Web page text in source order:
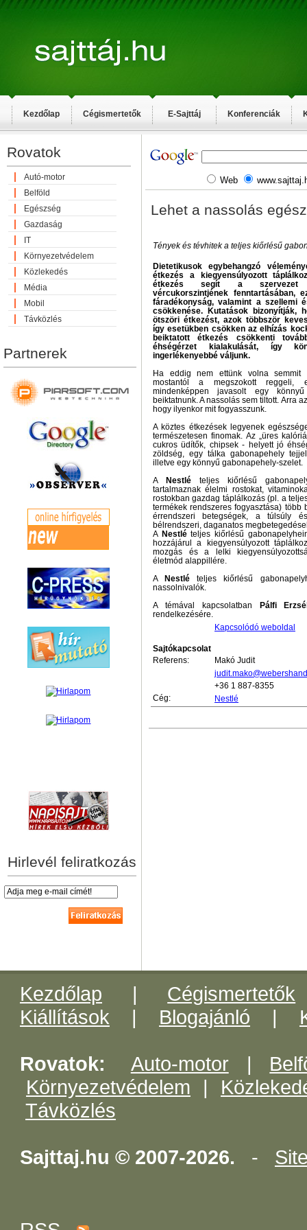
Kezdőlap Cégismertetők E-Sajttáj Konferenciák
Rovatok
Autó-motor
Belföld
Egészség
Gazdaság
IT
Környezetvédelem
Közlekedés
Média
Mobil
Távközlés
Partnerek
Hirlevél feliratkozás
Web
Lehet a nassolás
Tények és tévhitek a teljes kiőrlésű
Dietetikusok egybehangzó
étkezés a kiegyensúlyozott
étkezés segít a szervezet
vércukorszintjének fenntartásában,
fáradékonyság, valamint a szellemi
csökkenése. Kutatások bizonyítják,
ötszöri étkezést, azok többször
így esetükben csökken az elhízás
beiktatott étkezés csökkenti
éhségérzet kialakulását, így
ingerlékenyebbé váljunk.
Ha eddig nem ettünk volna semmit
mostantól a megszokott reggeli,
mindenképpen javasolt egy
beiktatnunk. A nassolás sem tiltott. Arra
hogy ilyenkor mit fogyasszunk.
A köztes étkezések legyenek
természetesen finomak. Az „üres
cukros üdítők, chipsek - helyett jó
zöldség, egy tálka gabonapehely
illetve egy könnyű gabonapehely-szelet.
A
Nestlé teljes kiőrlésű
tartalmaznak élelmi rostokat,
rostokban gazdag táplálkozás (pl. a
termékek rendszeres fogyasztása)
érrendszeri betegségek, a túlsúly
bélrendszeri, daganatos
A Nestlételjes kiőrlésű
hozzájárul a kiegyensúlyozott
mozgás és a lelki
életmód alappillére.
A
Nestlételjes kiőrlésű
nassolnivalók.
A témával kapcsolatban
Pálfi
rendelkezésére.
Kapcsolódó weboldal
Sajtókapcsolat
Referens:
Makó Judit
+36 1 887-8355
Cég:
Nestlé
Kezdőlap | Cégismertetők
Kiállítások | Blogajánló |
Rovatok: Auto-motor|
Környezetvédelem |
Távközlés
Sajttaj.hu © 2007-2026. -